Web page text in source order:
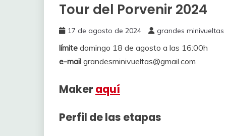
Tour del Porvenir 2024
17 de agosto de 2024 grandes minivueltas
límite domingo 18 de agosto a las 16:00h
e-mail grandesminivueltas@gmail.com
Maker aquí
Perfil de las etapas